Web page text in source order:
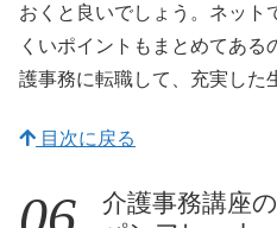
おくと良いでしょう。ネット
くいポイントもまとめてあ
護事務に転職して、充実した
目次に戻る
介護事務講座